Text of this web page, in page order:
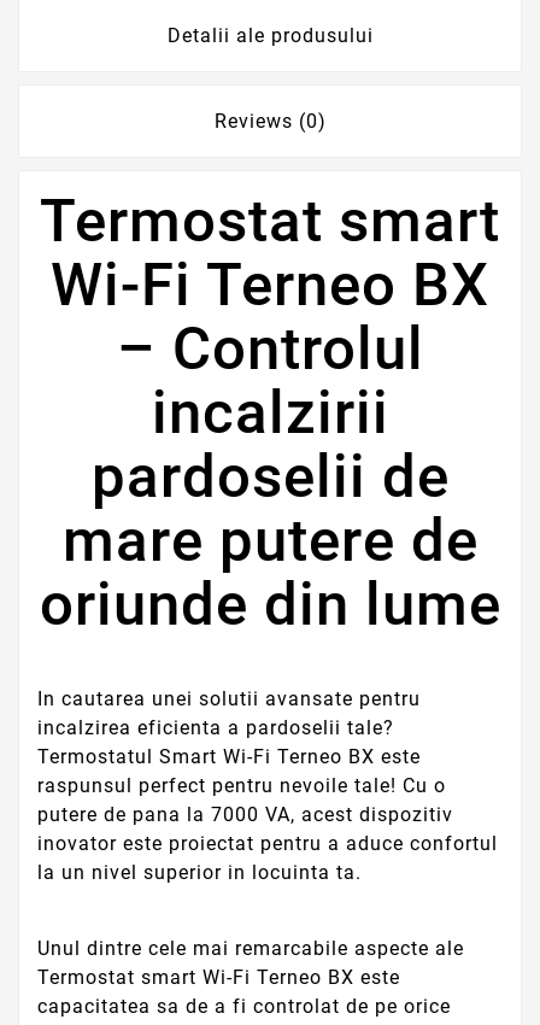
Detalii ale produsului
Reviews (0)
Termostat smart
Wi-Fi Terneo BX
– Controlul
incalzirii
pardoselii de
mare putere de
oriunde din lume
In cautarea unei solutii avansate pentru
incalzirea eficienta a pardoselii tale?
Termostatul Smart Wi-Fi Terneo BX este
raspunsul perfect pentru nevoile tale! Cu o
putere de pana la 7000 VA, acest dispozitiv
inovator este proiectat pentru a aduce confortul
la un nivel superior in locuinta ta.
Unul dintre cele mai remarcabile aspecte ale
Termostat smart Wi-Fi Terneo BX este
capacitatea sa de a fi controlat de pe orice